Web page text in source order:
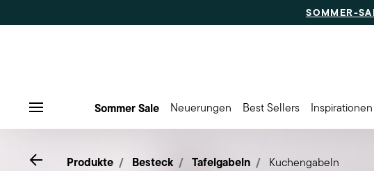
SOMMER-
Sommer Sale Neuerungen Best Sellers Inspirationen
Go backProdukte Besteck Tafelgabeln Kuchengabeln